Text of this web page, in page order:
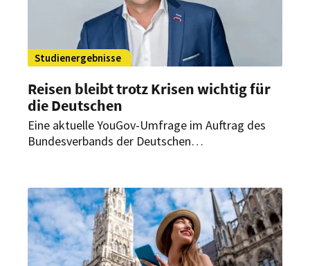
Studienergebnisse
Reisen bleibt trotz Krisen wichtig für
die Deutschen
Eine aktuelle YouGov-Umfrage im Auftrag des
Bundesverbands der Deutschen
wirtschaftliche Unsicherheit und steigende
Kosten für Zurückhaltung bei Reisebuchungen.